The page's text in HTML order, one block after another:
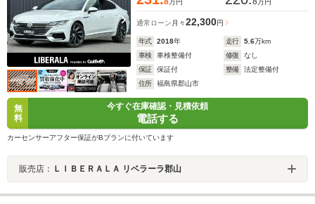
万円 万円
通常ローン 月々22,300円
年式 2018年 走行 5.6万km
車検
車検整備付 修復
なし
保証
保証付 整備
法定整備付
住所
福島県郡山市
無
料
今すぐ在庫確認・見積依頼
電話する
カーセンサーアフター保証がBプランに付いています
販売店： ＬＩＢＥＲＡＬＡ リベラーラ郡山